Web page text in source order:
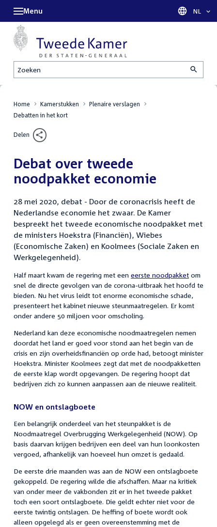
Zoeken
Menu Taal
NL
Home Kamerstukken
Plenaire verslagen
Debatten in het kort
Delen
Debat over tweede
noodpakket economie
28 mei 2020, debat - Door de coronacrisis heeft de
Nederlandse economie het zwaar. De Kamer
bespreekt het tweede economische noodpakket met
de ministers Hoekstra (Financiën), Wiebes
(Economische Zaken) en Koolmees (Sociale Zaken en
Werkgelegenheid).
Half maart kwam de regering met een eerste noodpakket om
snel de directe gevolgen van de corona-uitbraak het hoofd te
bieden. Nu het virus leidt tot enorme economische schade,
presenteert het kabinet nieuwe steunmaatregelen. Er komt
onder andere 50 miljoen voor omscholing.
Nederland kan deze economische noodmaatregelen nemen
doordat het land er goed voor stond aan het begin van de
crisis en zijn overheidsfinanciën op orde had, betoogt minister
Hoekstra. Minister Koolmees zegt dat met de noodpakketten
de eerste klap wordt opgevangen. De regering hoopt dat
bedrijven zich zo kunnen aanpassen aan de nieuwe realiteit.
NOW en ontslagboete
Een belangrijk onderdeel van het steunpakket is de
Noodmaatregel Overbrugging Werkgelegenheid (NOW). Op
basis daarvan krijgen bedrijven een deel van hun loonkosten
vergoed, afhankelijk van hoeveel hun omzet is gedaald.
De eerste drie maanden was aan de NOW een ontslagboete
gekoppeld. De regering wilde die afschaffen. Maar na kritiek
van onder meer de vakbonden zit er in het tweede pakket
toch een soort ontslagboete. Die geldt echter niet voor de
eerste twintig ontslagen. De heffing of boete wordt ook
alleen opgelegd als er geen overeenstemming met de